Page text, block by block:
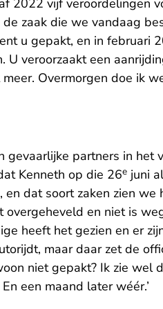
2022 vijf veroordelingen
de zaak die we vandaag
u gepakt, en in februari
veroorzaakt een
Overmorgen doe ik
gevaarlijke partners in het
Kenneth op die 26e juni
dat soort zaken zien we
overgeheveld en niet is
heeft het gezien en er
maar daar zet de
niet gepakt? Ik zie wel
een maand later wéér.’